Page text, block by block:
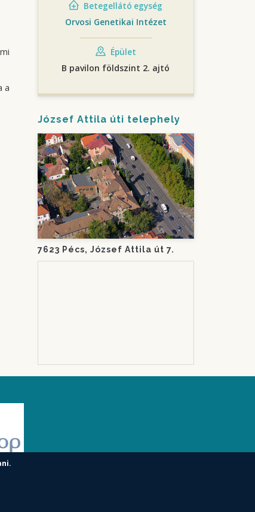
a
Betegellátó egység
Orvosi Genetikai Intézet
Épület
B pavilon földszint 2. ajtó
József Attila úti telephely
7623 Pécs, József Attila út 7.